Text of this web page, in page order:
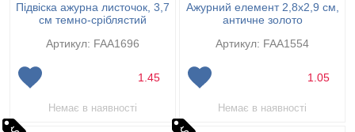
Підвіска ажурна листочок, 3,7
см темно-сріблястий
Артикул: FAA1696
1.45
Немає в наявності
Ажурний елемент 2,8х2,9 см,
античне золото
Артикул: FAA1554
1.05
Немає в наявності